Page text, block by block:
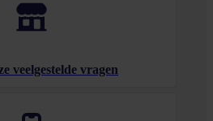
veelgestelde vragen